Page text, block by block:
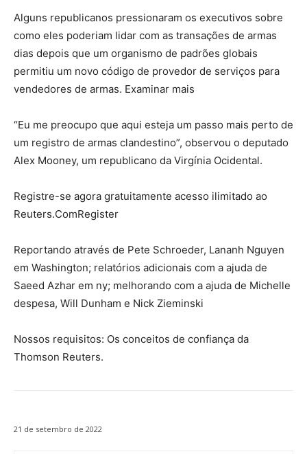
Alguns republicanos pressionaram os executivos sobre
como eles poderiam lidar com as transações de armas
dias depois que um organismo de padrões globais
permitiu um novo código de provedor de serviços para
vendedores de armas. Examinar mais
“Eu me preocupo que aqui esteja um passo mais perto de
um registro de armas clandestino”, observou o deputado
Alex Mooney, um republicano da Virgínia Ocidental.
Registre-se agora gratuitamente acesso ilimitado ao
Reuters.ComRegister
Reportando através de Pete Schroeder, Lananh Nguyen
em Washington; relatórios adicionais com a ajuda de
Saeed Azhar em ny; melhorando com a ajuda de Michelle
despesa, Will Dunham e Nick Zieminski
Nossos requisitos: Os conceitos de confiança da
Thomson Reuters.
21 de setembro de 2022